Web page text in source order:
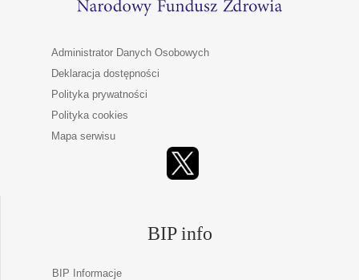
Administrator Danych Osobowych
Deklaracja dostępności
Polityka prywatności
Polityka cookies
Mapa serwisu
BIP info
BIP Informacje